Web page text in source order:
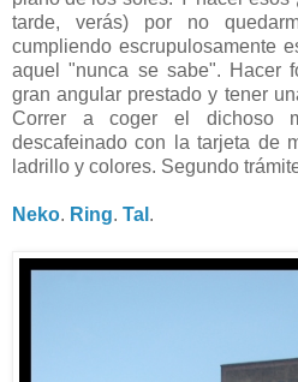
tarde, verás) por no
cumpliendo escrupulosamente
aquel "nunca se sabe". Hacer
gran angular prestado y tener
Correr a coger el dichoso
descafeinado con la tarjeta de
ladrillo y colores. Segundo
Neko. Ring. Tal .